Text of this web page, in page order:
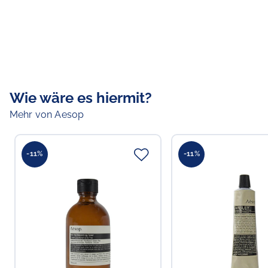
Wie wäre es hiermit?
Mehr von Aesop
-11% -11%